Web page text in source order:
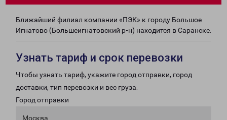
Ближайший филиал компании «ПЭК» к городу Большое
Игнатово (Большеигнатовский р-н) находится в Саранске.
Узнать тариф и срок перевозки
Чтобы узнать тариф, укажите город отправки, город
доставки, тип перевозки и вес груза.
Город отправки
Москва